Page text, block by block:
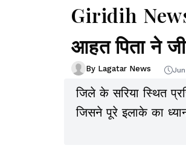
Giridih News
आहत पिता ने
By Lagatar News
जिले के सरिया स्थित
जिसने पूरे इलाके का